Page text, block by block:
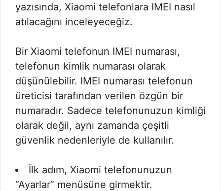
yazısında, Xiaomi telefonlara IMEI nasıl
atılacağını inceleyeceğiz.
Bir Xiaomi telefonun IMEI numarası,
telefonun kimlik numarası olarak
düşünülebilir. IMEI numarası telefonun
üreticisi tarafından verilen özgün bir
numaradır. Sadece telefonunuzun kimliği
olarak değil, aynı zamanda çeşitli
güvenlik nedenleriyle de kullanılır.
İlk adım, Xiaomi telefonunuzun
“Ayarlar” menüsüne girmektir.